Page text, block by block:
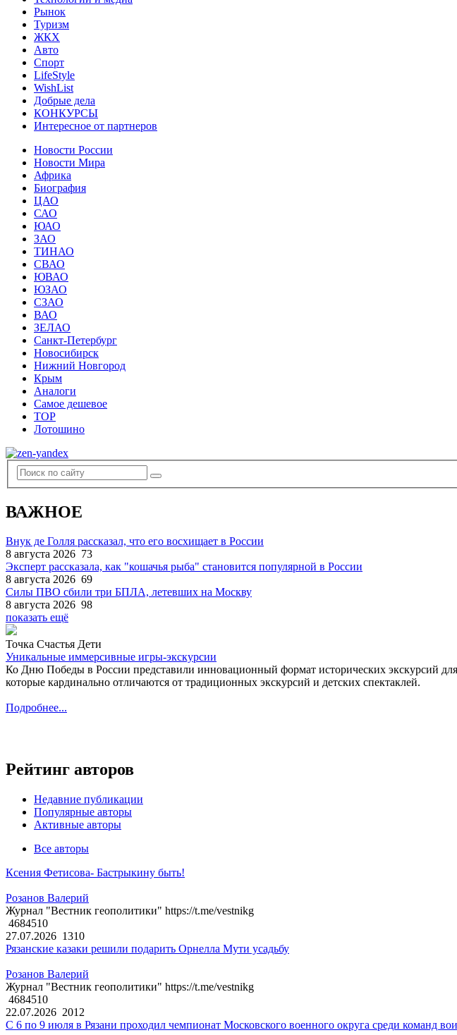
Рынок
Туризм
ЖКХ
Авто
Спорт
LifeStyle
WishList
Добрые дела
КОНКУРСЫ
Интересное от партнеров
Новости России
Новости Мира
Африка
Биография
ЦАО
САО
ЮАО
ЗАО
ТИНАО
СВАО
ЮВАО
ЮЗАО
СЗАО
ВАО
ЗЕЛАО
Санкт-Петербург
Новосибирск
Нижний Новгород
Крым
Аналоги
Самое дешевое
TOP
Лотошино
ВАЖНОЕ
Внук де Голля рассказал, что его восхищает в России
8 августа 2026 73
Эксперт рассказала, как "кошачья рыба" становится популярной в России
8 августа 2026 69
Силы ПВО сбили три БПЛА, летевших на Москву
8 августа 2026 98
показать ещё
Точка Счастья Дети
Уникальные иммерсивные игры-экскурсии
Ко Дню Победы в России представили инновационный формат исторических
которые кардинально отличаются от традиционных экскурсий и детских спектаклей.
Подробнее...
Рейтинг авторов
Недавние публикации
Популярные авторы
Активные авторы
Все авторы
Ксения Фетисова- Бастрыкину быть!
Розанов Валерий
Журнал "Вестник геополитики" https://t.me/vestnikg
4684510
27.07.2026 1310
Рязанские казаки решили подарить Орнелла Мути усадьбу
Розанов Валерий
Журнал "Вестник геополитики" https://t.me/vestnikg
4684510
22.07.2026 2012
С 6 по 9 июля в Рязани проходил чемпионат Московского военного округа среди команд